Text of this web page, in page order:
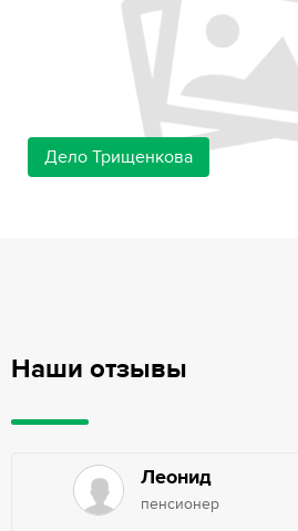
Дело Трищенкова
Наши отзывы
Леонид
пенсионер